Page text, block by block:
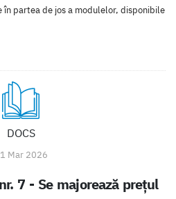
partea de jos a modulelor, disponibile
DOCS
Mar 2026
7 - Se majorează preţul